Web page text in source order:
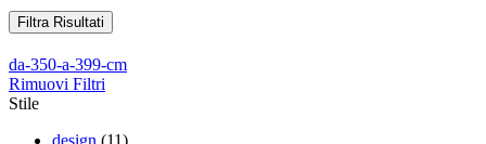
Filtra Risultati
da-350-a-399-cm
Rimuovi Filtri
Stile
design (11)